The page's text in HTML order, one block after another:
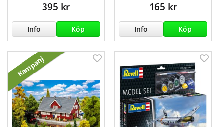
395 kr
Info Köp
165 kr
Info Köp
Kampanj